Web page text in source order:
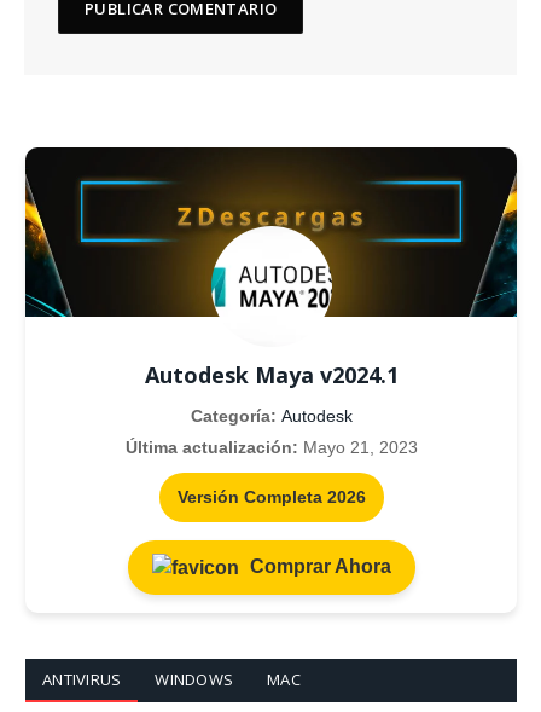
Autodesk Maya v2024.1
Categoría: Autodesk
Última actualización: Mayo 21, 2023
Versión Completa 2026
Comprar Ahora
ANTIVIRUS WINDOWS MAC